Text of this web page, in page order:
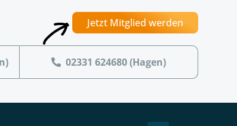
Jetzt Mitglied werden
02331 624680 (Hagen)